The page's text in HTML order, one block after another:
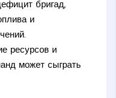
бригад,
и
ресурсов и
может сыграть